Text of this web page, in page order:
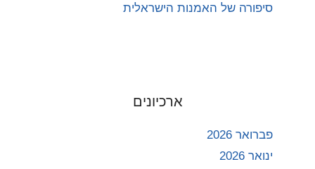
סיפורה של האמנות הישראלית
ארכיונים
פברואר 2026
ינואר 2026